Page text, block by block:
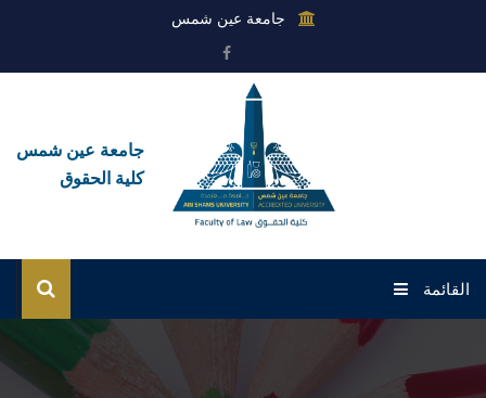
جامعة عين شمس
جامعة عين شمس
كلية الحقوق
القائمة